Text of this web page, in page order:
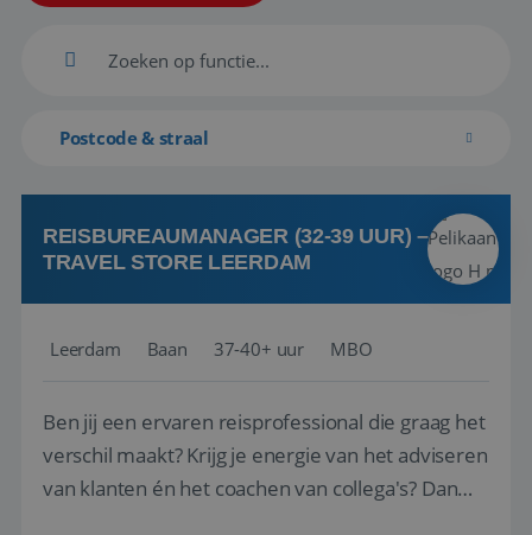
Postcode & straal
REISBUREAUMANAGER (32-39 UUR) –
TRAVEL STORE LEERDAM
Leerdam Baan 37-40+ uur MBO
Ben jij een ervaren reisprofessional die graag het
verschil maakt? Krijg je energie van het adviseren
van klanten én het coachen van collega's? Dan